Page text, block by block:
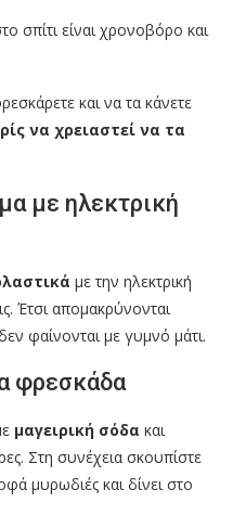
σπίτι είναι χρονοβόρο και
και να τα κάνετε
να χρειαστεί να τα
με ηλεκτρική
με την ηλεκτρική
Έτσι απομακρύνονται
φαίνονται με γυμνό μάτι.
φρεσκάδα
μαγειρική σόδα και
Στη συνέχεια σκουπίστε
μυρωδιές και δίνει στο